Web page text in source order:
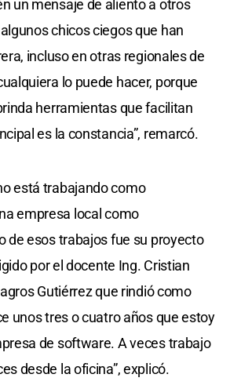
un mensaje de aliento a otros
chicos ciegos que han
incluso en otras regionales de
lo puede hacer, porque
herramientas que facilitan
es la constancia”, remarcó.
está trabajando como
empresa local como
de esos trabajos fue su proyecto
por el docente Ing. Cristian
Gutiérrez que rindió como
unos tres o cuatro años que estoy
de software. A veces trabajo
desde la oficina”, explicó.